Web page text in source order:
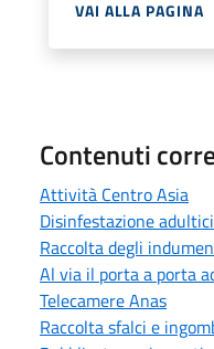
VAI ALLA PAGINA
Contenuti
Attività Centro Asia
Disinfestazione
Raccolta degli
Al via il porta a porta
Telecamere Anas
Raccolta sfalci e